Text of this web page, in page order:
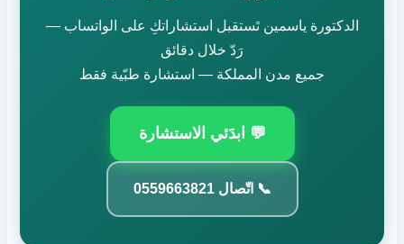
الدكتورة ياسمين تَستقبل استشاراتكِ على الواتساب —
رَدّ خلال دقائق
جميع مدن المملكة — استشارة طبّية فقط
💬 ابدَئي الاستشارة
📞 اتّصال 0559663821